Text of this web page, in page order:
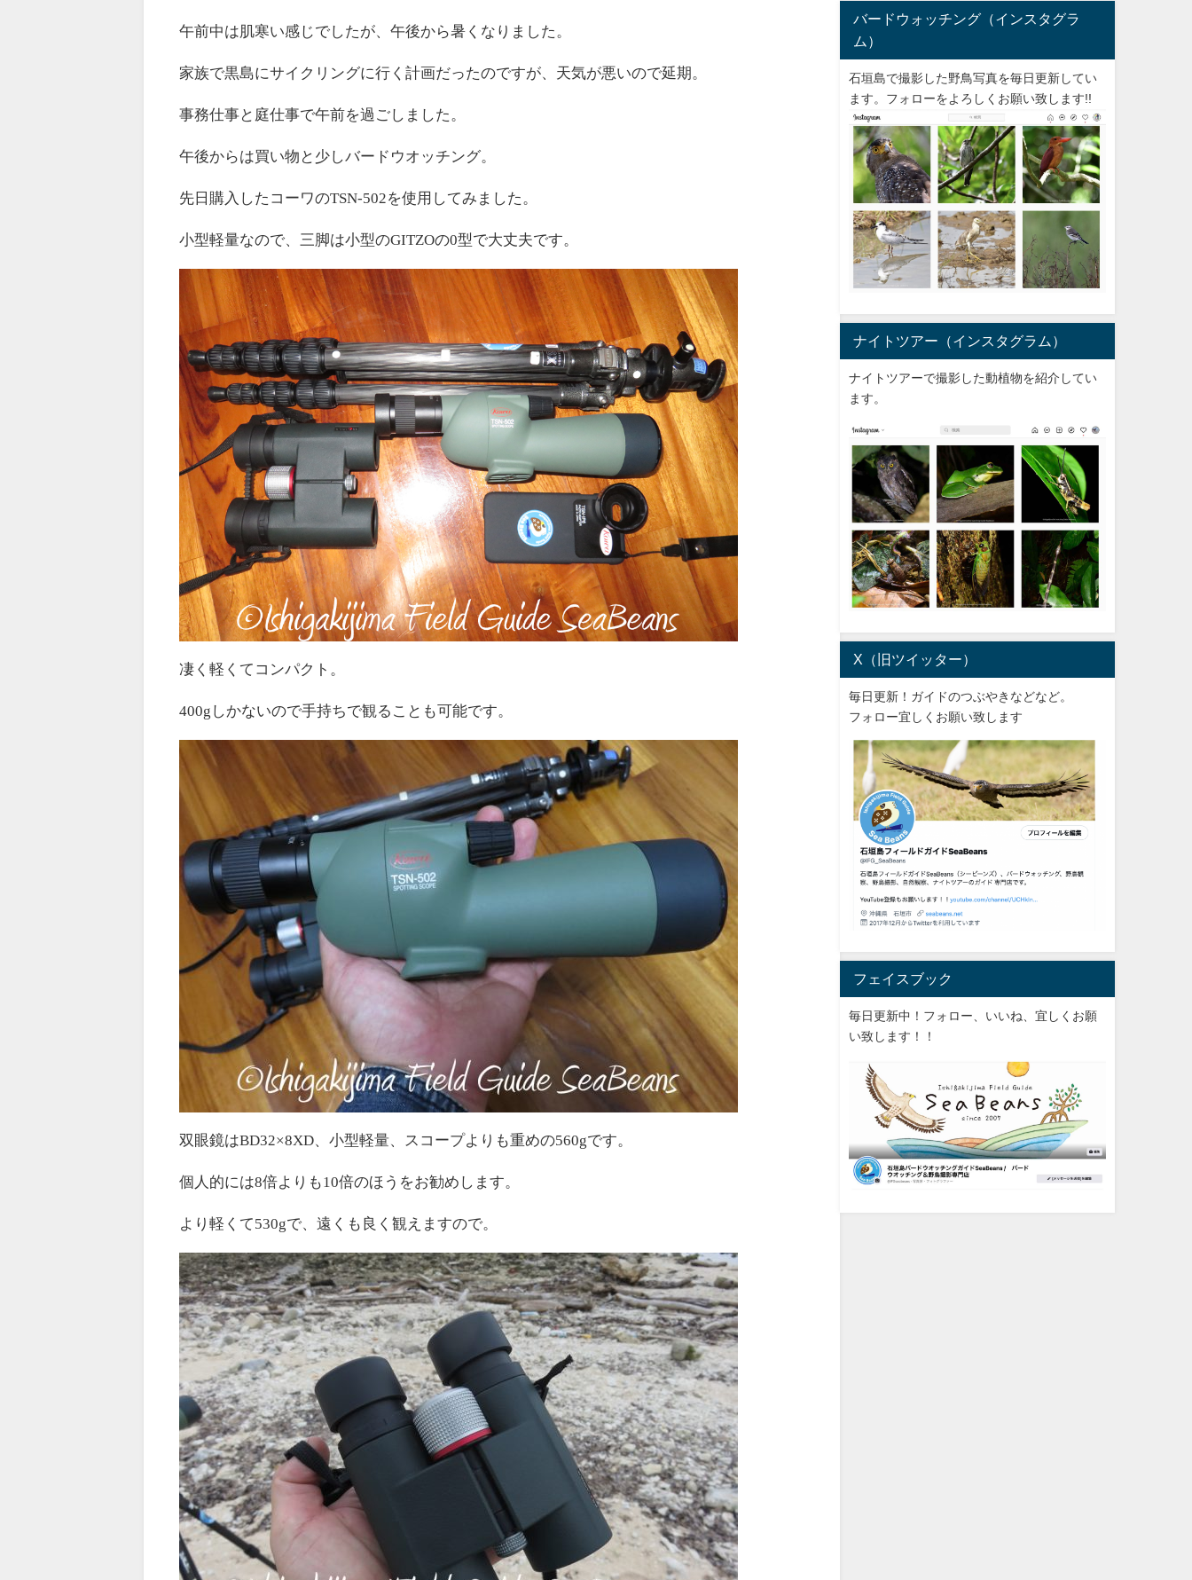
午前中は肌寒い感じでしたが、午後から暑くなりました。
家族で黒島にサイクリングに行く計画だったのですが、天気が悪いので延期。
事務仕事と庭仕事で午前を過ごしました。
午後からは買い物と少しバードウオッチング。
先日購入したコーワのTSN-502を使用してみました。
小型軽量なので、三脚は小型のGITZOの0型で大丈夫です。
凄く軽くてコンパクト。
400gしかないので手持ちで観ることも可能です。
双眼鏡はBD32×8XD、小型軽量、スコープよりも重めの560gです。
個人的には8倍よりも10倍のほうをお勧めします。
より軽くて530gで、遠くも良く観えますので。
バードウォッチング（インスタグラ
ム）
石垣島で撮影した野鳥写真を毎日更新してい
ます。フォローをよろしくお願い致します!!
ナイトツアー（インスタグラム）
ナイトツアーで撮影した動植物を紹介してい
ます。
X（旧ツイッター）
毎日更新！ガイドのつぶやきなどなど。
フォロー宜しくお願い致します
フェイスブック
毎日更新中！フォロー、いいね、宜しくお願
い致します！！